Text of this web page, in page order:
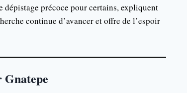
dépistage précoce pour certains, expliquent
continue d’avancer et offre de l’espoir
Gnatepe